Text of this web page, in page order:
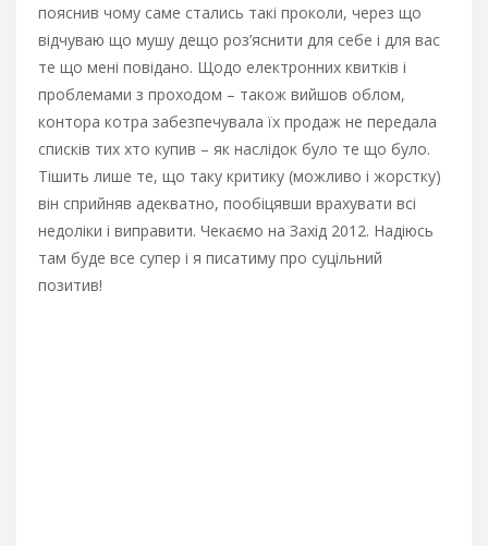
пояснив чому саме стались такі проколи, через що
відчуваю що мушу дещо роз’яснити для себе і для вас
те що мені повідано. Щодо електронних квитків і
проблемами з проходом – також вийшов облом,
контора котра забезпечувала їх продаж не передала
списків тих хто купив – як наслідок було те що було.
Тішить лише те, що таку критику (можливо і жорстку)
він сприйняв адекватно, пообіцявши врахувати всі
недоліки і виправити. Чекаємо на Захід 2012. Надіюсь
там буде все супер і я писатиму про суцільний
позитив!